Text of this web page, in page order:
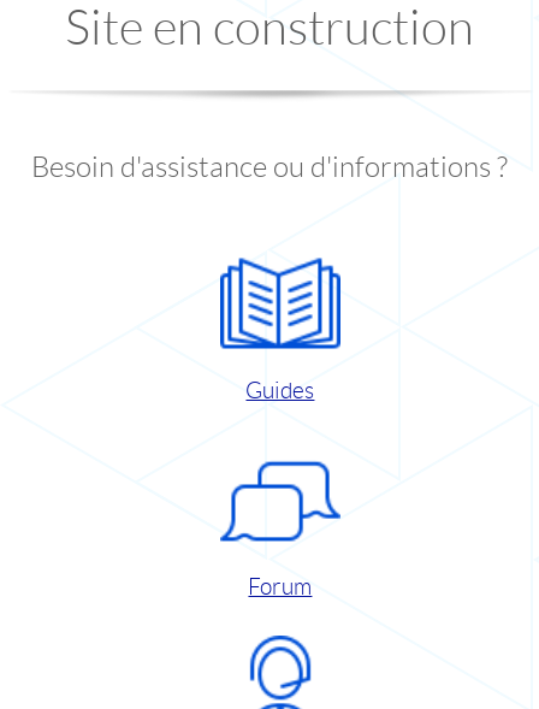
Site en construction
Besoin d'assistance ou d'informations ?
Guides
Forum